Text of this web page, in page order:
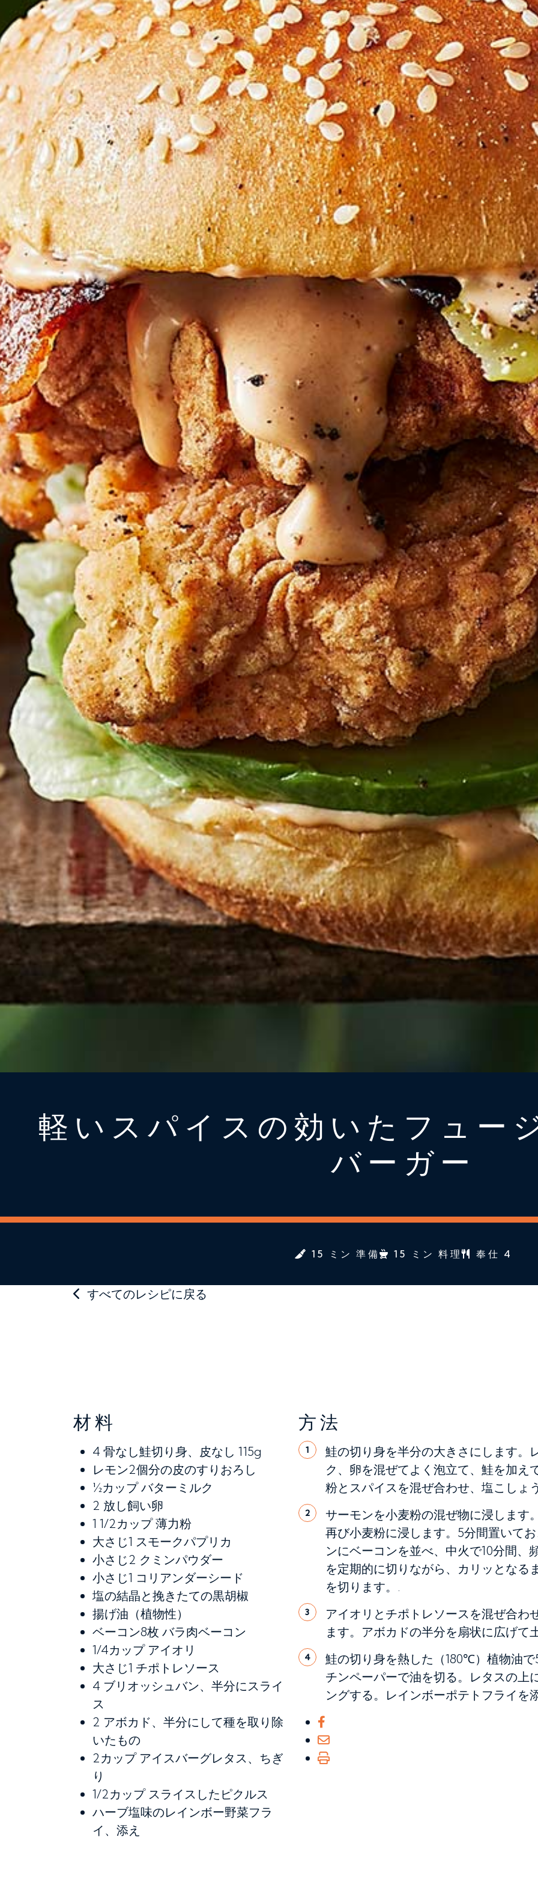
軽いスパイスの効いたフュー
バーガー
15 ミン 準備 15 ミン 料理 奉仕 4
すべてのレシピに戻る
材料
4 骨なし鮭切り身、皮なし 115g
レモン2個分の皮のすりおろし
½カップバターミルク
2 放し飼い卵
1 1/2カップ薄力粉
大さじ1 スモークパプリカ
小さじ2 クミンパウダー
小さじ1 コリアンダーシード
塩の結晶と挽きたての黒胡椒
揚げ油（植物性）
ベーコン8枚 バラ肉ベーコン
1/4カップ アイオリ
大さじ1 チポトレソース
4 ブリオッシュバン、半分にスライ
ス
2 アボカド、半分にして種を取り除
いたもの
2カップ アイスバーグレタス、ちぎ
り
1/2カップ スライスしたピクルス
ハーブ塩味のレインボー野菜フラ
イ、添え
方法
1
鮭の切り身を半分の大きさにします。
ク、卵を混ぜてよく泡立て、鮭を加え
粉とスパイスを混ぜ合わせ、塩こしょ
2
サーモンを小麦粉の混ぜ物に浸します
再び小麦粉に浸します。5分間置いて
ンにベーコンを並べ、中火で10分間、
を定期的に切りながら、カリッとなる
を切ります。.
3
アイオリとチポトレソースを混ぜ合わ
ます。アボカドの半分を扇状に広げて
4
鮭の切り身を熱した（180℃）植物油
チンペーパーで油を切る。レタスの上
ングする。レインボーポテトフライを